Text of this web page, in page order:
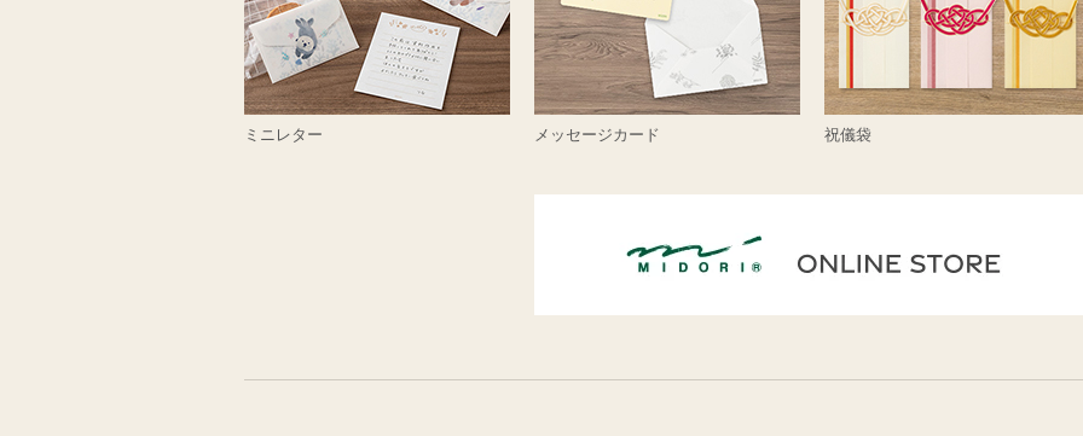
ミニレター メッセージカード 祝儀袋